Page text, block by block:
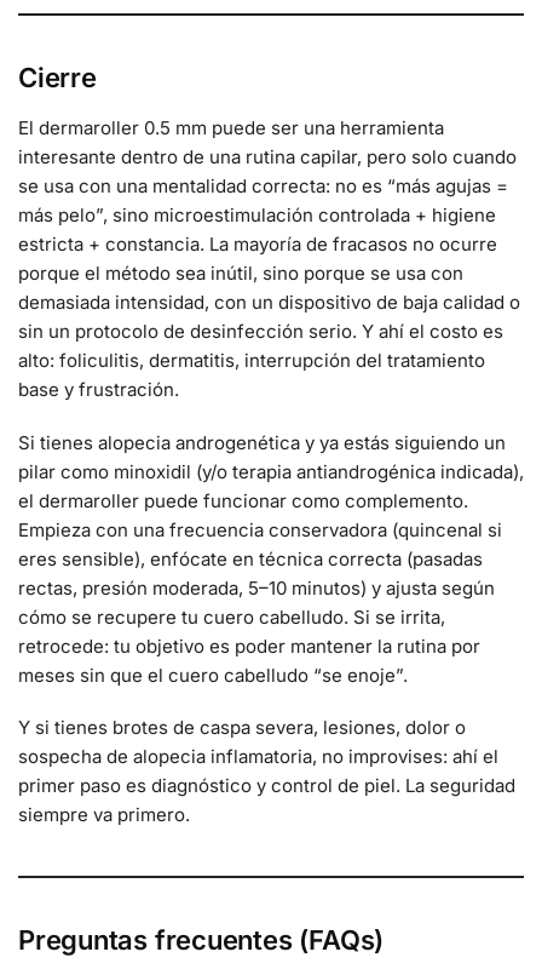
Cierre
El dermaroller 0.5 mm puede ser una herramienta
interesante dentro de una rutina capilar, pero solo cuando
se usa con una mentalidad correcta: no es “más agujas =
más pelo”, sino microestimulación controlada + higiene
estricta + constancia. La mayoría de fracasos no ocurre
porque el método sea inútil, sino porque se usa con
demasiada intensidad, con un dispositivo de baja calidad o
sin un protocolo de desinfección serio. Y ahí el costo es
alto: foliculitis, dermatitis, interrupción del tratamiento
base y frustración.
Si tienes alopecia androgenética y ya estás siguiendo un
pilar como minoxidil (y/o terapia antiandrogénica indicada),
el dermaroller puede funcionar como complemento.
Empieza con una frecuencia conservadora (quincenal si
eres sensible), enfócate en técnica correcta (pasadas
rectas, presión moderada, 5–10 minutos) y ajusta según
cómo se recupere tu cuero cabelludo. Si se irrita,
retrocede: tu objetivo es poder mantener la rutina por
meses sin que el cuero cabelludo “se enoje”.
Y si tienes brotes de caspa severa, lesiones, dolor o
sospecha de alopecia inflamatoria, no improvises: ahí el
primer paso es diagnóstico y control de piel. La seguridad
siempre va primero.
Preguntas frecuentes (FAQs)